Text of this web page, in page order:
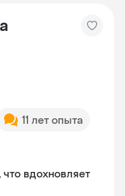
11 лет опыта
вдохновляет